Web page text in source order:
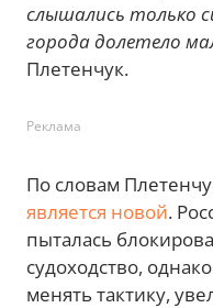
слышались только
города долетело
Плетенчук.
Реклама
По словам
является новой.
пыталась
судоходство,
менять тактику,